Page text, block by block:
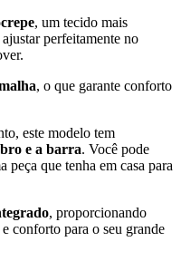
, um tecido mais
perfeitamente no
, o que garante conforto
este modelo tem
e a barra. Você pode
que tenha em casa para
, proporcionando
conforto para o seu grande